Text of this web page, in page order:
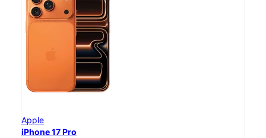
Apple
iPhone 17 Pro